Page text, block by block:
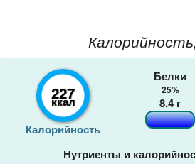
227
ккал
Калорийность
Белки
25%
8.4 г
Нутриенты и